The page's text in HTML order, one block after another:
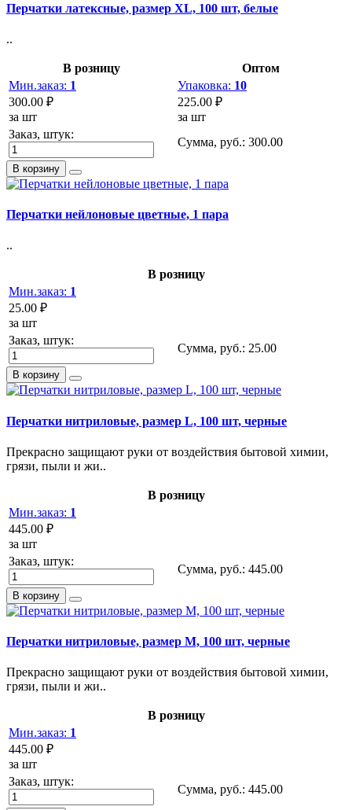
Перчатки латексные, размер XL, 100 шт, белые
..
В розницу
Оптом
Мин.заказ: 1
300.00 ₽
за шт
Упаковка: 10
225.00 ₽
за шт
Заказ, штук:
Сумма, руб.: 300.00
В корзину
Перчатки нейлоновые цветные, 1 пара
..
В розницу
Мин.заказ: 1
25.00 ₽
за шт
Заказ, штук:
Сумма, руб.: 25.00
В корзину
Перчатки нитриловые, размер L, 100 шт, черные
Прекрасно защищают руки от воздействия бытовой химии,
грязи, пыли и жи..
В розницу
Мин.заказ: 1
445.00 ₽
за шт
Заказ, штук:
Сумма, руб.: 445.00
В корзину
Перчатки нитриловые, размер M, 100 шт, черные
Прекрасно защищают руки от воздействия бытовой химии,
грязи, пыли и жи..
В розницу
Мин.заказ: 1
445.00 ₽
за шт
Заказ, штук:
Сумма, руб.: 445.00